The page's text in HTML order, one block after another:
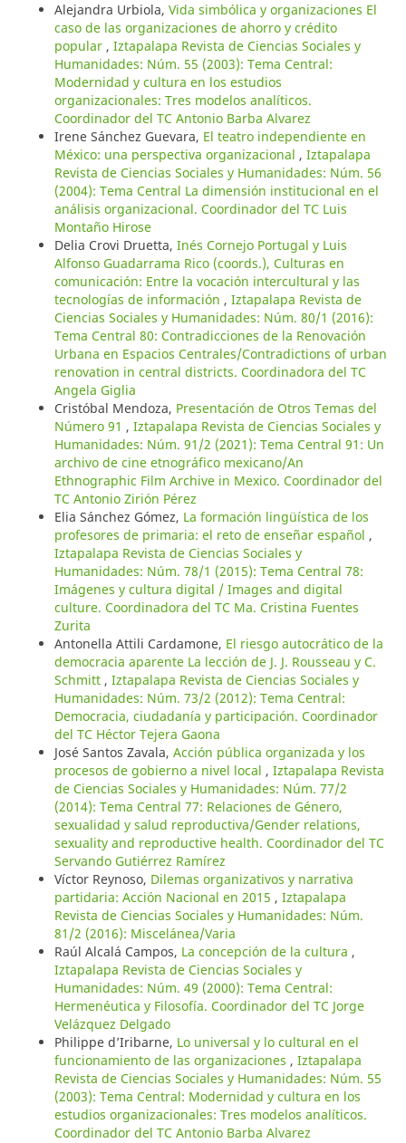
Alejandra Urbiola, Vida simbólica y organizaciones El
caso de las organizaciones de ahorro y crédito
popular , Iztapalapa Revista de Ciencias Sociales y
Humanidades: Núm. 55 (2003): Tema Central:
Modernidad y cultura en los estudios
organizacionales: Tres modelos analíticos.
Coordinador del TC Antonio Barba Alvarez
Irene Sánchez Guevara, El teatro independiente en
México: una perspectiva organizacional , Iztapalapa
Revista de Ciencias Sociales y Humanidades: Núm. 56
(2004): Tema Central La dimensión institucional en el
análisis organizacional. Coordinador del TC Luis
Montaño Hirose
Delia Crovi Druetta, Inés Cornejo Portugal y Luis
Alfonso Guadarrama Rico (coords.), Culturas en
comunicación: Entre la vocación intercultural y las
tecnologías de información , Iztapalapa Revista de
Ciencias Sociales y Humanidades: Núm. 80/1 (2016):
Tema Central 80: Contradicciones de la Renovación
Urbana en Espacios Centrales/Contradictions of urban
renovation in central districts. Coordinadora del TC
Angela Giglia
Cristóbal Mendoza, Presentación de Otros Temas del
Número 91 , Iztapalapa Revista de Ciencias Sociales y
Humanidades: Núm. 91/2 (2021): Tema Central 91: Un
archivo de cine etnográfico mexicano/An
Ethnographic Film Archive in Mexico. Coordinador del
TC Antonio Zirión Pérez
Elia Sánchez Gómez, La formación lingüística de los
profesores de primaria: el reto de enseñar español ,
Iztapalapa Revista de Ciencias Sociales y
Humanidades: Núm. 78/1 (2015): Tema Central 78:
Imágenes y cultura digital / Images and digital
culture. Coordinadora del TC Ma. Cristina Fuentes
Zurita
Antonella Attili Cardamone, El riesgo autocrático de la
democracia aparente La lección de J. J. Rousseau y C.
Schmitt , Iztapalapa Revista de Ciencias Sociales y
Humanidades: Núm. 73/2 (2012): Tema Central:
Democracia, ciudadanía y participación. Coordinador
del TC Héctor Tejera Gaona
José Santos Zavala, Acción pública organizada y los
procesos de gobierno a nivel local , Iztapalapa Revista
de Ciencias Sociales y Humanidades: Núm. 77/2
(2014): Tema Central 77: Relaciones de Género,
sexualidad y salud reproductiva/Gender relations,
sexuality and reproductive health. Coordinador del TC
Servando Gutiérrez Ramírez
Víctor Reynoso, Dilemas organizativos y narrativa
partidaria: Acción Nacional en 2015 , Iztapalapa
Revista de Ciencias Sociales y Humanidades: Núm.
81/2 (2016): Miscelánea/Varia
Raúl Alcalá Campos, La concepción de la cultura ,
Iztapalapa Revista de Ciencias Sociales y
Humanidades: Núm. 49 (2000): Tema Central:
Hermenéutica y Filosofía. Coordinador del TC Jorge
Velázquez Delgado
Philippe d’Iribarne, Lo universal y lo cultural en el
funcionamiento de las organizaciones , Iztapalapa
Revista de Ciencias Sociales y Humanidades: Núm. 55
(2003): Tema Central: Modernidad y cultura en los
estudios organizacionales: Tres modelos analíticos.
Coordinador del TC Antonio Barba Alvarez